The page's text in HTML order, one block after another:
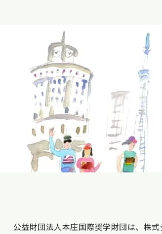
公益財団法人本庄国際奨学財団は、株